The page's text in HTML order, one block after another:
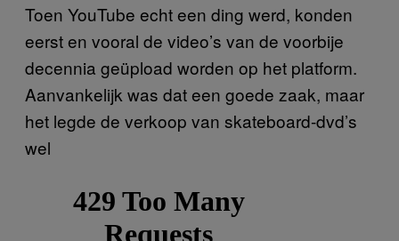
Toen YouTube echt een ding werd, konden
eerst en vooral de video’s van de voorbije
decennia geüpload worden op het platform.
Aanvankelijk was dat een goede zaak, maar
het legde de verkoop van skateboard-dvd’s
wel